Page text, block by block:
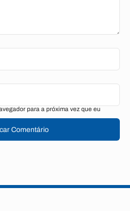
para a próxima vez que eu
Comentário